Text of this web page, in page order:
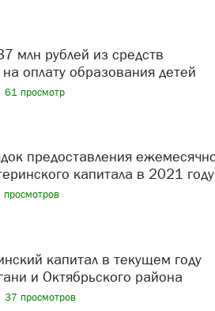
оплату образования детей
61 просмотр
капитала в 2021 году
и Октябрьского района
37 просмотров